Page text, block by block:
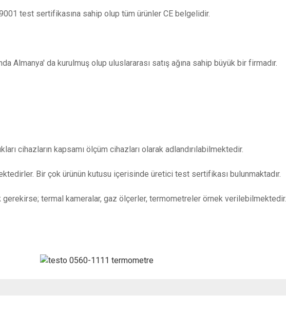
test sertifikasına sahip olup tüm ürünler CE belgelidir.
Almanya' da kurulmuş olup uluslararası satış ağına sahip büyük bir firmadır.
cihazların kapsamı ölçüm cihazları olarak adlandırılabilmektedir.
Bir çok ürünün kutusu içerisinde üretici test sertifikası bulunmaktadır.
gerekirse; termal kameralar, gaz ölçerler, termometreler örnek verilebilmektedir.